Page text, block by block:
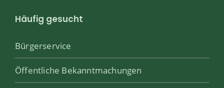
Häufig gesucht
Bürgerservice
Öffentliche Bekanntmachungen